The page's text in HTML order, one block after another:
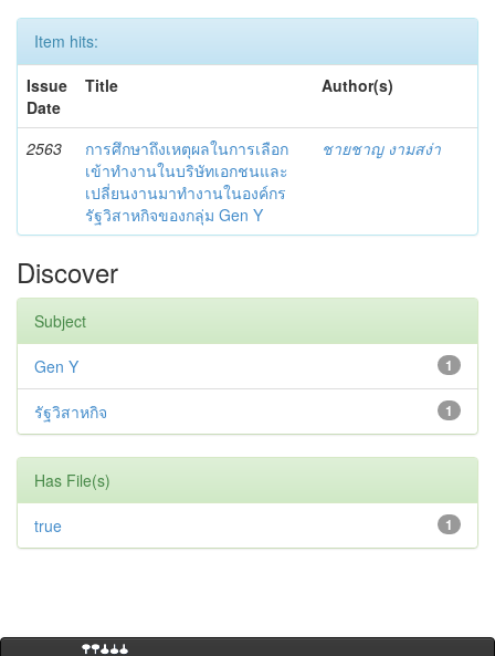
Item hits:
Issue
Date
Title Author(s)
2563
การศึกษาถึงเหตุผลในการเลือก
เข้าทำงานในบริษัทเอกชนและ
เปลี่ยนงานมาทำงานในองค์กร
รัฐวิสาหกิจของกลุ่ม Gen Y
ชายชาญ งามสง่า
Discover
Subject
1
Gen Y
1
รัฐวิสาหกิจ
Has File(s)
1
true